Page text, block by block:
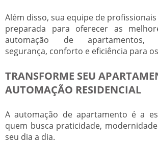
Além disso, sua equipe de
preparada para oferecer as
automação de apartamentos,
segurança, conforto e eficiência para
TRANSFORME SEU
AUTOMAÇÃO RESIDENCIAL
A automação de apartamento é a
quem busca praticidade,
seu dia a dia.